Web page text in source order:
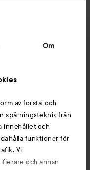
Om
av första-och
spårningsteknik från
innehållet och
funktioner för
Vi
och annan